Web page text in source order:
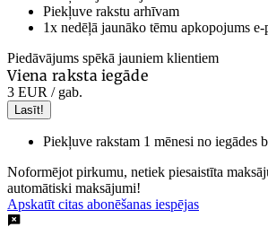
Piekļuve rakstu arhīvam
1x nedēļā jaunāko tēmu apkopojums e-
Piedāvājums spēkā jauniem klientiem
Viena raksta iegāde
3 EUR / gab.
Lasīt!
Piekļuve rakstam 1 mēnesi no iegādes
Noformējot pirkumu, netiek piesaistīta
automātiski maksājumi!
Apskatīt citas abonēšanas iespējas